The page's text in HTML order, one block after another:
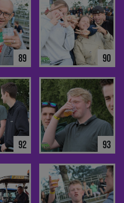
89 90
92 93